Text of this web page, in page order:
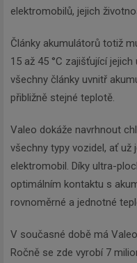
elektromobilů, jejich
Články akumulátorů totiž
15 až 45 °C zajišťující
všechny články uvnitř
přibližně stejné teplotě.
Valeo dokáže navrhnout
všechny typy vozidel, ať už
elektromobil. Díky ultra-
optimálním kontaktu s
rovnoměrné a jednotné
V současné době má
Ročně se zde vyrobí 7